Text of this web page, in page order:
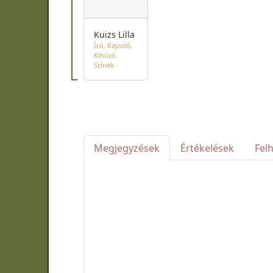
Kuizs Lilla
Író Rajzoló
Kihúzó
Színek
Megjegyzések Értékelések